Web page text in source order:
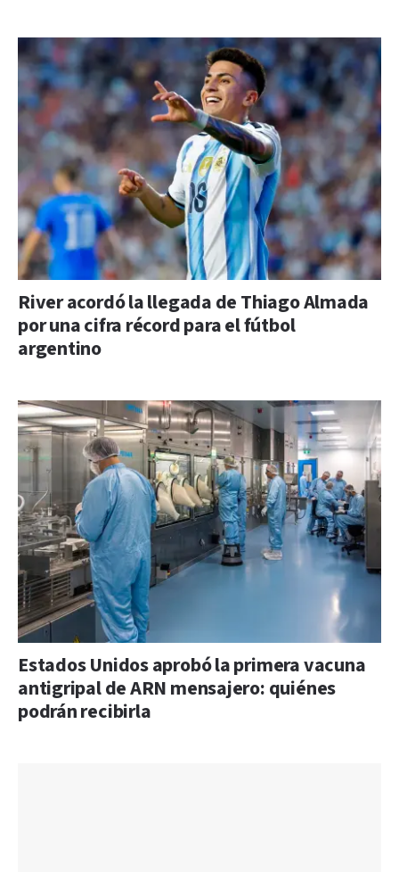
River acordó la llegada de Thiago Almada
por una cifra récord para el fútbol
argentino
Estados Unidos aprobó la primera vacuna
antigripal de ARN mensajero: quiénes
podrán recibirla